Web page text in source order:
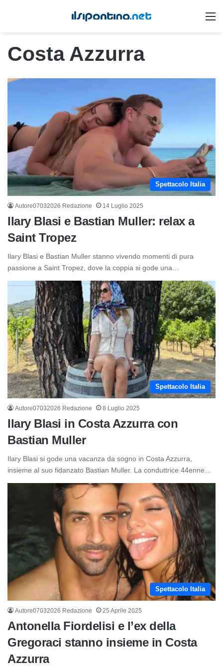
Costa Azzurra
Spettacolo Italia
Autore07032026 Redazione 14 Luglio 2025
Ilary Blasi e Bastian Muller: relax a
Saint Tropez
Ilary Blasi e Bastian Muller stanno vivendo momenti di pura
passione a Saint Tropez, dove la coppia si gode una…
Spettacolo Italia
Autore07032026 Redazione 8 Luglio 2025
Ilary Blasi in Costa Azzurra con
Bastian Muller
Ilary Blasi si gode una vacanza da sogno in Costa Azzurra,
insieme al suo fidanzato Bastian Muller. La conduttrice 44enne…
Spettacolo Italia
Autore07032026 Redazione 25 Aprile 2025
Antonella Fiordelisi e l’ex della
Gregoraci stanno insieme in Costa
Azzurra